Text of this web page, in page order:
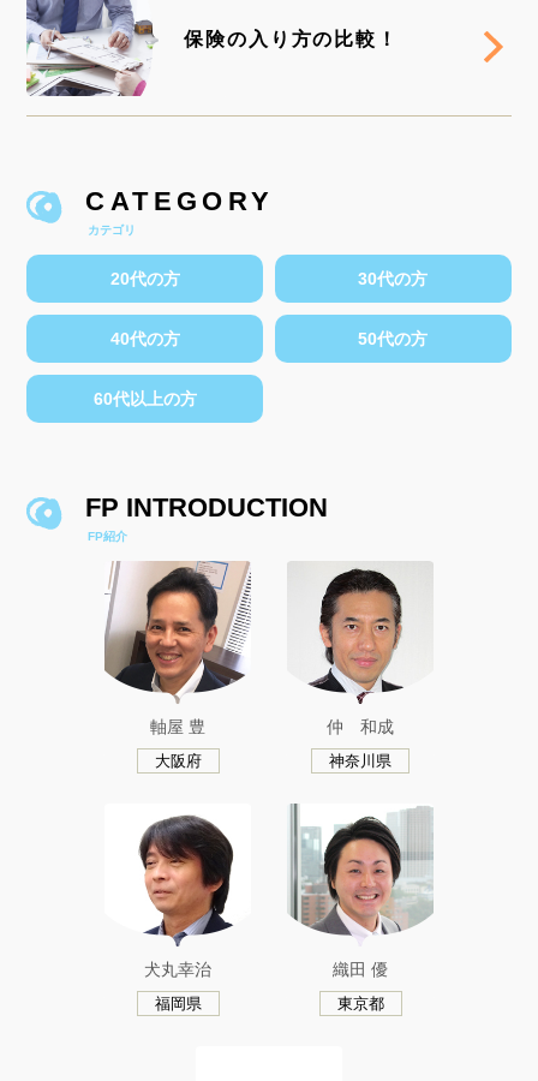
保険の入り方の比較！
CATEGORY
カテゴリ
20代の方 30代の方
40代の方 50代の方
60代以上の方
FP INTRODUCTION
FP紹介
軸屋 豊
大阪府
仲 和成
神奈川県
犬丸幸治
福岡県
織田 優
東京都